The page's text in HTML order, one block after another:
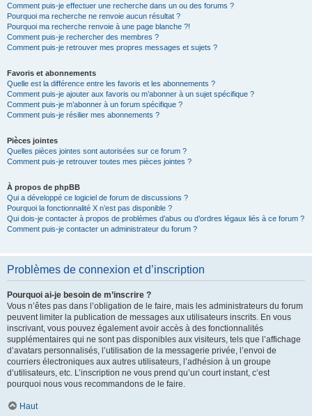
Comment puis-je effectuer une recherche dans un ou des forums ?
Pourquoi ma recherche ne renvoie aucun résultat ?
Pourquoi ma recherche renvoie à une page blanche ?!
Comment puis-je rechercher des membres ?
Comment puis-je retrouver mes propres messages et sujets ?
Favoris et abonnements
Quelle est la différence entre les favoris et les abonnements ?
Comment puis-je ajouter aux favoris ou m’abonner à un sujet spécifique ?
Comment puis-je m’abonner à un forum spécifique ?
Comment puis-je résilier mes abonnements ?
Pièces jointes
Quelles pièces jointes sont autorisées sur ce forum ?
Comment puis-je retrouver toutes mes pièces jointes ?
À propos de phpBB
Qui a développé ce logiciel de forum de discussions ?
Pourquoi la fonctionnalité X n’est pas disponible ?
Qui dois-je contacter à propos de problèmes d’abus ou d’ordres légaux liés à ce forum ?
Comment puis-je contacter un administrateur du forum ?
Problèmes de connexion et d’inscription
Pourquoi ai-je besoin de m’inscrire ?
Vous n’êtes pas dans l’obligation de le faire, mais les administrateurs du forum
peuvent limiter la publication de messages aux utilisateurs inscrits. En vous
inscrivant, vous pouvez également avoir accès à des fonctionnalités
supplémentaires qui ne sont pas disponibles aux visiteurs, tels que l’affichage
d’avatars personnalisés, l’utilisation de la messagerie privée, l’envoi de
courriers électroniques aux autres utilisateurs, l’adhésion à un groupe
d’utilisateurs, etc. L’inscription ne vous prend qu’un court instant, c’est
pourquoi nous vous recommandons de le faire.
Haut